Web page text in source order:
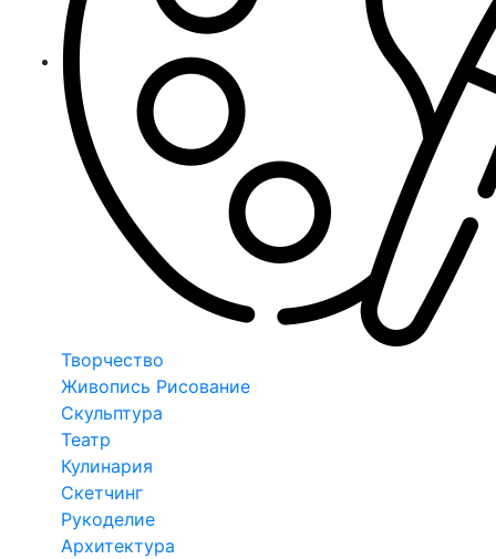
Творчество
Живопись Рисование
Скульптура
Театр
Кулинария
Скетчинг
Рукоделие
Архитектура